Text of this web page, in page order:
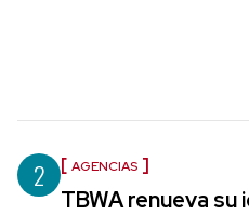
2 AGENCIAS
TBWA renueva su